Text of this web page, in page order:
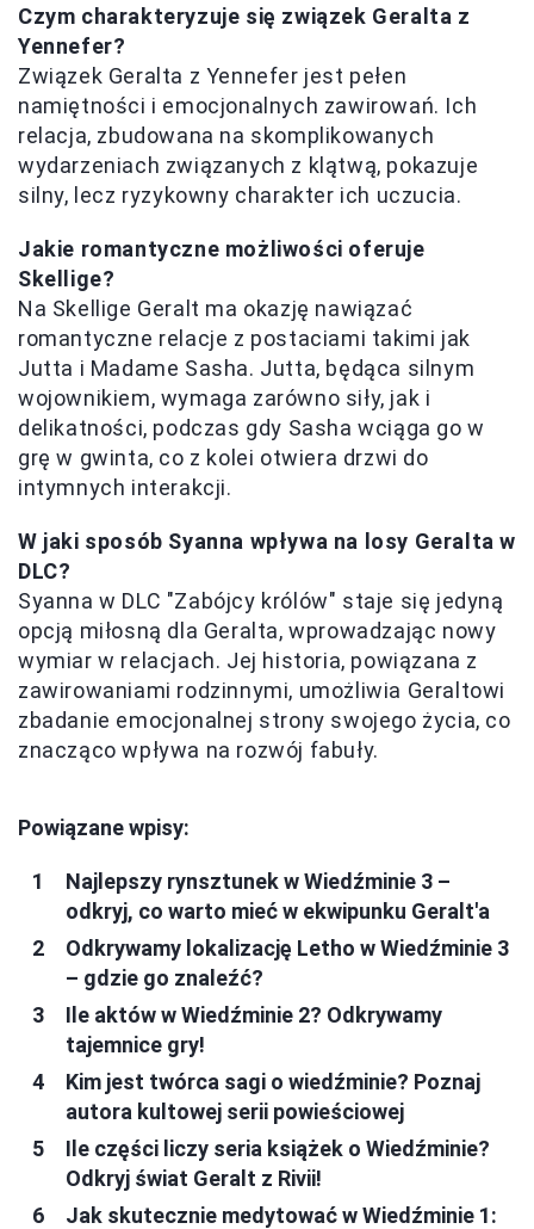
Czym charakteryzuje się związek Geralta z
Yennefer?
Związek Geralta z Yennefer jest pełen
namiętności i emocjonalnych zawirowań. Ich
relacja, zbudowana na skomplikowanych
wydarzeniach związanych z klątwą, pokazuje
silny, lecz ryzykowny charakter ich uczucia.
Jakie romantyczne możliwości oferuje
Skellige?
Na Skellige Geralt ma okazję nawiązać
romantyczne relacje z postaciami takimi jak
Jutta i Madame Sasha. Jutta, będąca silnym
wojownikiem, wymaga zarówno siły, jak i
delikatności, podczas gdy Sasha wciąga go w
grę w gwinta, co z kolei otwiera drzwi do
intymnych interakcji.
W jaki sposób Syanna wpływa na losy Geralta w
DLC?
Syanna w DLC "Zabójcy królów" staje się jedyną
opcją miłosną dla Geralta, wprowadzając nowy
wymiar w relacjach. Jej historia, powiązana z
zawirowaniami rodzinnymi, umożliwia Geraltowi
zbadanie emocjonalnej strony swojego życia, co
znacząco wpływa na rozwój fabuły.
Powiązane wpisy:
Najlepszy rynsztunek w Wiedźminie 3 –
odkryj, co warto mieć w ekwipunku Geralt'a
Odkrywamy lokalizację Letho w Wiedźminie 3
– gdzie go znaleźć?
Ile aktów w Wiedźminie 2? Odkrywamy
tajemnice gry!
Kim jest twórca sagi o wiedźminie? Poznaj
autora kultowej serii powieściowej
Ile części liczy seria książek o Wiedźminie?
Odkryj świat Geralt z Rivii!
Jak skutecznie medytować w Wiedźminie 1: